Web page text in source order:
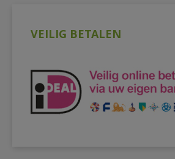
VEILIG BETALEN